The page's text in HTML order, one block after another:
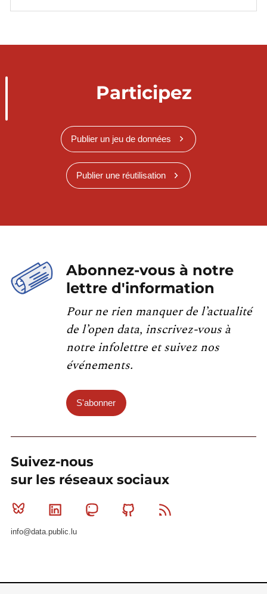
Participez
Publier un jeu de données
Publier une réutilisation
Abonnez-vous à notre
lettre d'information
Pour ne rien manquer de l’actualité
de l’open data, inscrivez-vous à
notre infolettre et suivez nos
événements.
S'abonner
Suivez-nous
sur les réseaux sociaux
Bluesky Linkedin MastodonGithub
info@data.public.lu